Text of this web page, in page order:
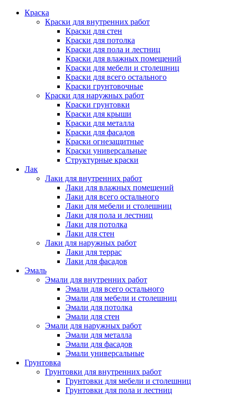
Краска
Краски для внутренних работ
Краски для стен
Краски для потолка
Краски для пола и лестниц
Краски для влажных помещений
Краски для мебели и столешниц
Краски для всего остального
Краски грунтовочные
Краски для наружных работ
Краски грунтовки
Краски для крыши
Краски для металла
Краски для фасадов
Краски огнезащитные
Краски универсальные
Структурные краски
Лак
Лаки для внутренних работ
Лаки для влажных помещений
Лаки для всего остального
Лаки для мебели и столешниц
Лаки для пола и лестниц
Лаки для потолка
Лаки для стен
Лаки для наружных работ
Лаки для террас
Лаки для фасадов
Эмаль
Эмали для внутренних работ
Эмали для всего остального
Эмали для мебели и столешниц
Эмали для потолка
Эмали для стен
Эмали для наружных работ
Эмали для металла
Эмали для фасадов
Эмали универсальные
Грунтовка
Грунтовки для внутренних работ
Грунтовки для мебели и столешниц
Грунтовки для пола и лестниц